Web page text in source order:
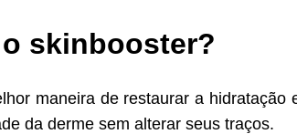
skinbooster?
maneira de restaurar a hidratação
da derme sem alterar seus traços.